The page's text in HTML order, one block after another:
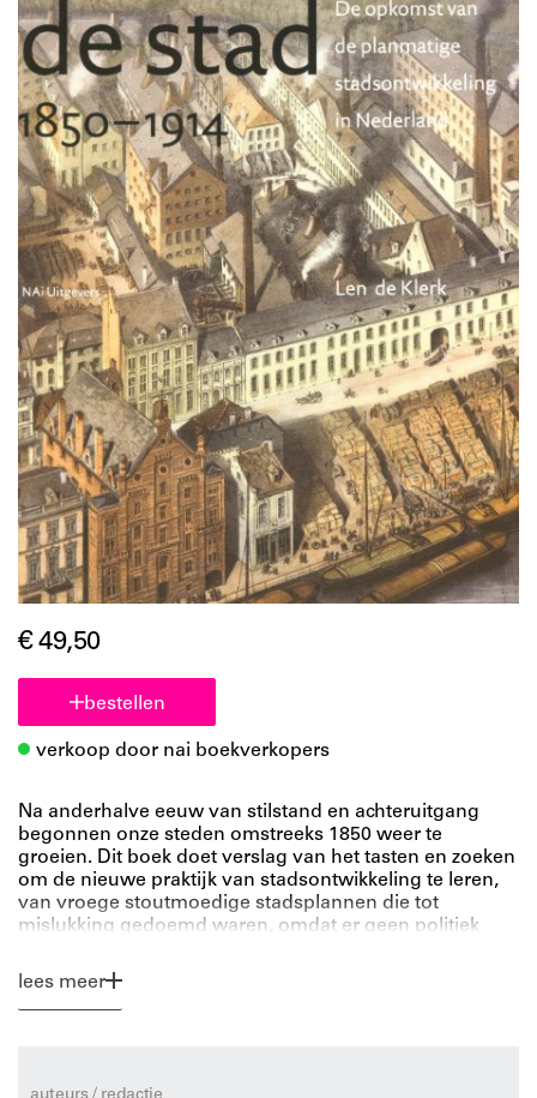
€ 49,50
bestellen
verkoop door nai boekverkopers
Na anderhalve eeuw van stilstand en achteruitgang
begonnen onze steden omstreeks 1850 weer te
groeien. Dit boek doet verslag van het tasten en zoeken
om de nieuwe praktijk van stadsontwikkeling te leren,
van vroege stoutmoedige stadsplannen die tot
mislukking gedoemd waren, omdat er geen politiek
exploitanten en projectontwikkelaars die vooropliepen
met pragmatische planontwikkeling. Deze
markteconomie waarin stadsontwikkeling als een
lees meer